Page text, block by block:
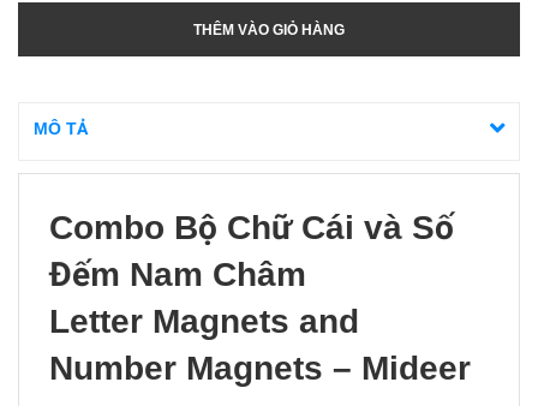
THÊM VÀO GIỎ HÀNG
MÔ TẢ
Combo Bộ Chữ Cái và Số
Đếm Nam Châm
Letter Magnets and
Number Magnets – Mideer